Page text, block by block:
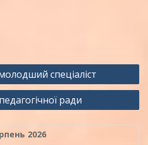
спеціаліст
ради
2026